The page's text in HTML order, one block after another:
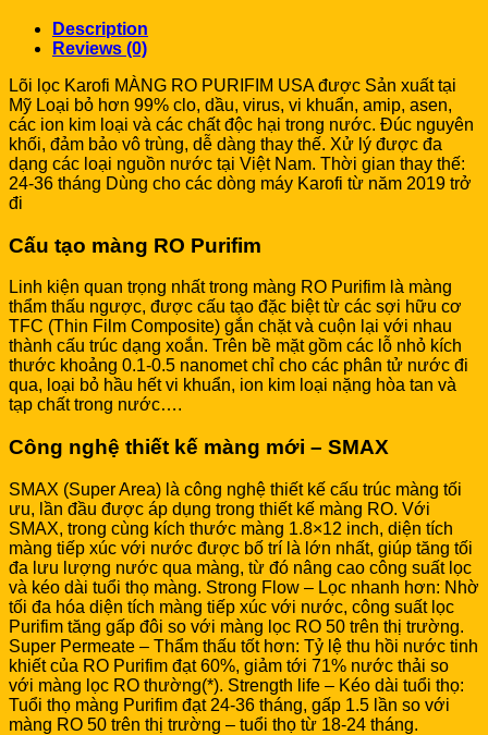
Description
Reviews (0)
Lõi lọc Karofi MÀNG RO PURIFIM USA được Sản xuất tại
Mỹ Loại bỏ hơn 99% clo, dầu, virus, vi khuẩn, amip, asen,
các ion kim loại và các chất độc hại trong nước. Đúc nguyên
khối, đảm bảo vô trùng, dễ dàng thay thế. Xử lý được đa
dạng các loại nguồn nước tại Việt Nam. Thời gian thay thế:
24-36 tháng Dùng cho các dòng máy Karofi từ năm 2019 trở
đi
Cấu tạo màng RO Purifim
Linh kiện quan trọng nhất trong màng RO Purifim là màng
thẩm thấu ngược, được cấu tạo đặc biệt từ các sợi hữu cơ
TFC (Thin Film Composite) gắn chặt và cuộn lại với nhau
thành cấu trúc dạng xoắn. Trên bề mặt gồm các lỗ nhỏ kích
thước khoảng 0.1-0.5 nanomet chỉ cho các phân tử nước đi
qua, loại bỏ hầu hết vi khuẩn, ion kim loại nặng hòa tan và
tạp chất trong nước….
Công nghệ thiết kế màng mới – SMAX
SMAX (Super Area) là công nghệ thiết kế cấu trúc màng tối
ưu, lần đầu được áp dụng trong thiết kế màng RO. Với
SMAX, trong cùng kích thước màng 1.8×12 inch, diện tích
màng tiếp xúc với nước được bố trí là lớn nhất, giúp tăng tối
đa lưu lượng nước qua màng, từ đó nâng cao công suất lọc
và kéo dài tuổi thọ màng. Strong Flow – Lọc nhanh hơn: Nhờ
tối đa hóa diện tích màng tiếp xúc với nước, công suất lọc
Purifim tăng gấp đôi so với màng lọc RO 50 trên thị trường.
Super Permeate – Thẩm thấu tốt hơn: Tỷ lệ thu hồi nước tinh
khiết của RO Purifim đạt 60%, giảm tới 71% nước thải so
với màng lọc RO thường(*). Strength life – Kéo dài tuổi thọ:
Tuổi thọ màng Purifim đạt 24-36 tháng, gấp 1.5 lần so với
màng RO 50 trên thị trường – tuổi thọ từ 18-24 tháng.